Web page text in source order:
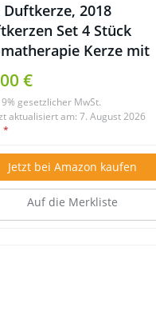
Duftkerze, 2018
Set 4 Stück
Kerze mit
von
frisch Violett
und Apfelwein
für Yoga Spa Massage
Weihnachten
€
gesetzlicher MwSt.
aktualisiert am: 7. August 2026
*
Jetzt bei Amazon kaufen
Auf die Merkliste